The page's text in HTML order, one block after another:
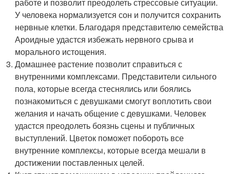
работе и позволит преодолеть стрессовые ситуации.
У человека нормализуется сон и получится сохранить
нервные клетки. Благодаря представителю семейства
Ароидные удастся избежать нервного срыва и
морального истощения.
Домашнее растение позволит справиться с
внутренними комплексами. Представители сильного
пола, которые всегда стеснялись или боялись
познакомиться с девушками смогут воплотить свои
желания и начать общение с девушками. Человек
удастся преодолеть боязнь сцены и публичных
выступлений. Цветок поможет побороть все
внутренние комплексы, которые всегда мешали в
достижении поставленных целей.